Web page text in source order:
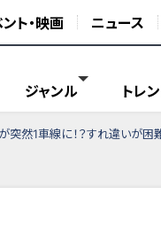
ト・映画 ニュース
ジャンル トレ
突然1車線に！？すれ違いが